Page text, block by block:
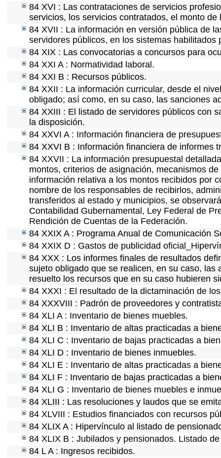
84 XVI : Las contrataciones de servicios
servicios, los servicios contratados, el monto
84 XVII : La información en versión pública de
servidores públicos, en los sistemas
84 XIX : Las convocatorias a concursos para
84 XXI A : Normatividad laboral.
84 XXI B : Recursos públicos.
84 XXII : La información curricular, desde el
obligado; así como, en su caso, las sanciones
84 XXIII : El listado de servidores públicos con
la disposición.
84 XXVI A : Información financiera de
84 XXVI B : Información financiera de informes
84 XXVII : La información presupuestal
montos, criterios de asignación, mecanismos
información relativa a los montos recibidos por
nombre de los responsables de recibirlos,
transferidos al estado y municipios, se
Contabilidad Gubernamental, Ley Federal de
Rendición de Cuentas de la Federación.
84 XXIX A : Programa Anual de Comunicación
84 XXIX D : Gastos de publicidad
84 XXX : Los informes finales de resultados
sujeto obligado que se realicen, en su caso,
resuelto los recursos que en su caso hubieren
84 XXXI : El resultado de la dictaminación de
84 XXXVIII : Padrón de proveedores y
84 XLI A : Inventario de bienes muebles.
84 XLI B : Inventario de altas practicadas a
84 XLI C : Inventario de bajas practicadas a
84 XLI D : Inventario de bienes inmuebles.
84 XLI E : Inventario de altas practicadas a
84 XLI F : Inventario de bajas practicadas a
84 XLI G : Inventario de bienes muebles e
84 XLIII : Las resoluciones y laudos que se
84 XLVIII : Estudios financiados con recursos
84 XLIX A : Hipervínculo al listado de
84 XLIX B : Jubilados y pensionados. Listado
84 L A : Ingresos recibidos.